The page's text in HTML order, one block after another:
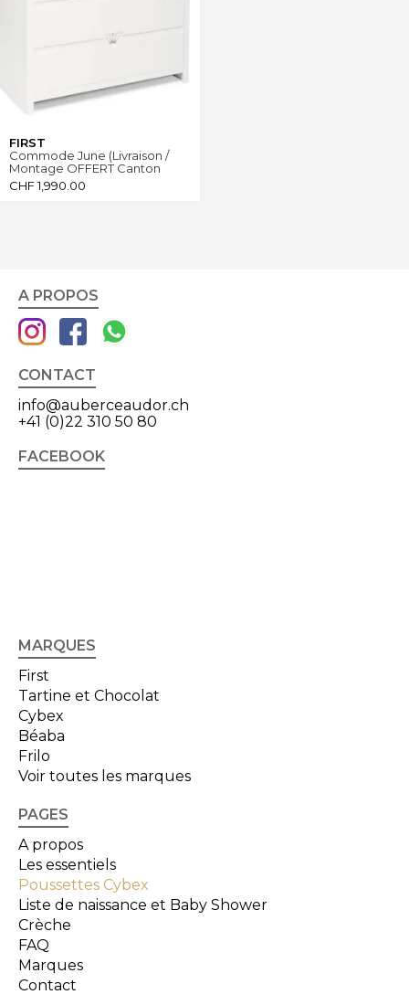
FIRST
Commode June (Livraison /
Montage OFFERT Canton
Genève et Vaud)
CHF1,990.00
A PROPOS
CONTACT
info@auberceaudor.ch
+41 (0)22 310 50 80
FACEBOOK
MARQUES
First
Tartine et Chocolat
Cybex
Béaba
Frilo
Voir toutes les marques
PAGES
A propos
Les essentiels
Poussettes Cybex
Liste de naissance et Baby Shower
Crèche
FAQ
Marques
Contact